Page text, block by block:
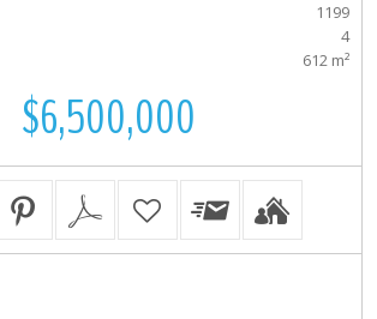
1199
4
612 m²
$6,500,000